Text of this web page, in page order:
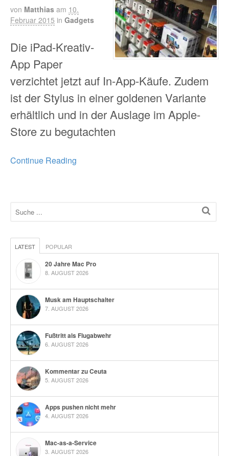
von Matthias am 10.
Februar 2015 in Gadgets
Die iPad-Kreativ-
App Paper
verzichtet jetzt auf In-App-Käufe. Zudem
ist der Stylus in einer goldenen Variante
erhältlich und in der Auslage im Apple-
Store zu begutachten
Continue Reading
LATEST POPULAR
20 Jahre Mac Pro
8. AUGUST 2026
Musk am Hauptschalter
7. AUGUST 2026
Fußtritt als Flugabwehr
6. AUGUST 2026
Kommentar zu Ceuta
5. AUGUST 2026
Apps pushen nicht mehr
4. AUGUST 2026
Mac-as-a-Service
3. AUGUST 2026